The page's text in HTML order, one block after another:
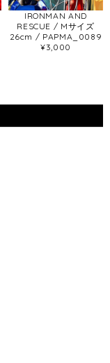
IRONMAN AND
RESCUE / Mサイズ
26cm / PAPMA_0089
¥3,000